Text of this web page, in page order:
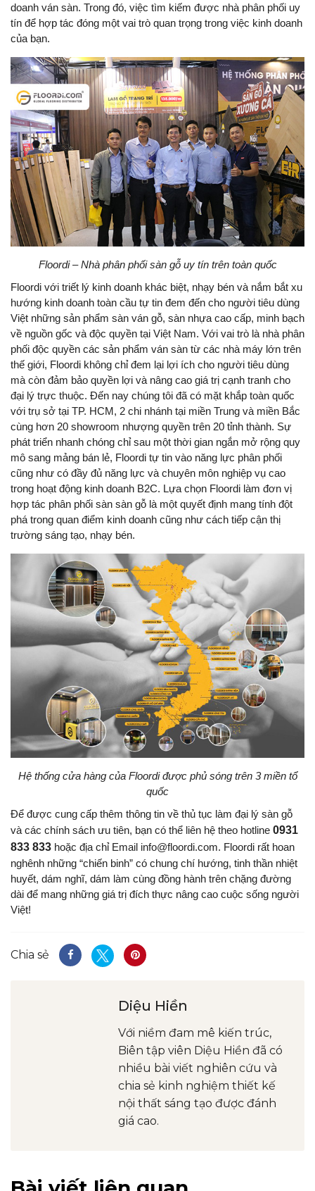
doanh ván sàn. Trong đó, việc tìm kiếm được nhà phân phối uy
tín để hợp tác đóng một vai trò quan trọng trong việc kinh doanh
của bạn.
Floordi – Nhà phân phối sàn gỗ uy tín trên toàn quốc
Floordi với triết lý kinh doanh khác biệt, nhạy bén và nắm bắt xu
hướng kinh doanh toàn cầu tự tin đem đến cho người tiêu dùng
Việt những sản phẩm sàn ván gỗ, sàn nhựa cao cấp, minh bạch
về nguồn gốc và độc quyền tại Việt Nam. Với vai trò là nhà phân
phối độc quyền các sản phẩm ván sàn từ các nhà máy lớn trên
thế giới, Floordi không chỉ đem lại lợi ích cho người tiêu dùng
mà còn đảm bảo quyền lợi và nâng cao giá trị cạnh tranh cho
đại lý trực thuộc. Đến nay chúng tôi đã có mặt khắp toàn quốc
với trụ sở tại TP. HCM, 2 chi nhánh tại miền Trung và miền Bắc
cùng hơn 20 showroom nhượng quyền trên 20 tỉnh thành. Sự
phát triển nhanh chóng chỉ sau một thời gian ngắn mở rộng quy
mô sang mảng bán lẻ, Floordi tự tin vào năng lực phân phối
cũng như có đầy đủ năng lực và chuyên môn nghiệp vụ cao
trong hoạt động kinh doanh B2C. Lựa chọn Floordi làm đơn vị
hợp tác phân phối sàn sàn gỗ là một quyết định mang tính đột
phá trong quan điểm kinh doanh cũng như cách tiếp cận thị
trường sáng tạo, nhạy bén.
Hệ thống cửa hàng của Floordi được phủ sóng trên 3 miền tổ
quốc
Để được cung cấp thêm thông tin về thủ tục làm đại lý sàn gỗ
và các chính sách ưu tiên, bạn có thể liên hệ theo hotline 0931
833 833 hoặc địa chỉ Email info@floordi.com. Floordi rất hoan
nghênh những “chiến binh” có chung chí hướng, tinh thần nhiệt
huyết, dám nghĩ, dám làm cùng đồng hành trên chặng đường
dài để mang những giá trị đích thực nâng cao cuộc sống người
Việt!
Chia sẻ
Diệu Hiền
Với niềm đam mê kiến trúc,
Biên tập viên Diệu Hiền đã có
nhiều bài viết nghiên cứu và
chia sẻ kinh nghiệm thiết kế
nội thất sáng tạo được đánh
giá cao.